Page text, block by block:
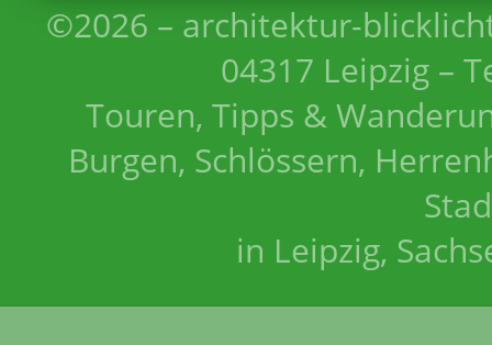
©2026 – architektur-
04317 Leipzig –
Touren, Tipps &
Burgen, Schlössern,
in Leipzig,